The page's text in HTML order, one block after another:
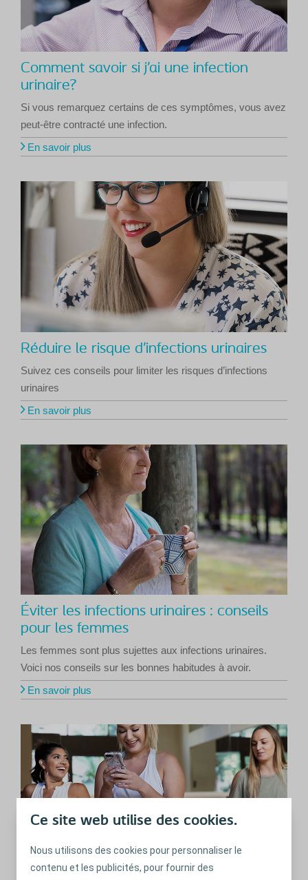
Ce site web utilise des cookies.
Nous utilisons des cookies pour personnaliser le
contenu et les publicités, pour fournir des
Comment savoir si j’ai une infection
urinaire?
Si vous remarquez certains de ces symptômes, vous avez
peut-être contracté une infection.
En savoir plus
Réduire le risque d’infections urinaires
Suivez ces conseils pour limiter les risques d’infections
urinaires
En savoir plus
Éviter les infections urinaires : conseils
pour les femmes
Les femmes sont plus sujettes aux infections urinaires.
Voici nos conseils sur les bonnes habitudes à avoir.
En savoir plus